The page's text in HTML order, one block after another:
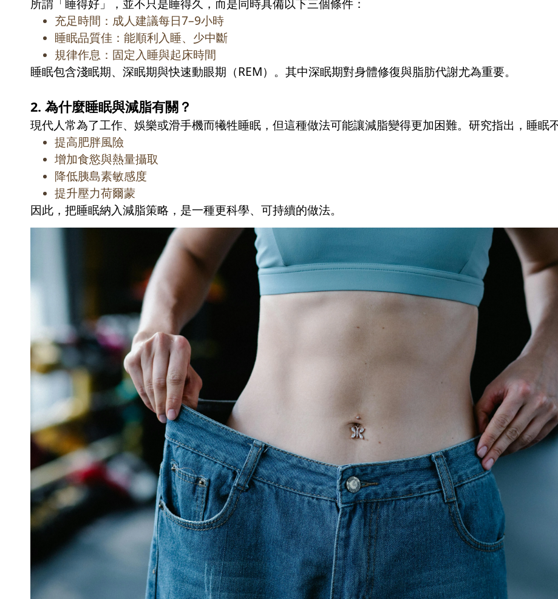
所謂「睡得好」，並不只是睡得久，而是同時具備以下三個條件：
充足時間：成人建議每日7–9小時
睡眠品質佳：能順利入睡、少中斷
規律作息：固定入睡與起床時間
睡眠包含淺眠期、深眠期與快速動眼期（REM）。其中深眠期對身體修復與脂肪代謝尤為重要。
2. 為什麼睡眠與減脂有關？
現代人常為了工作、娛樂或滑手機而犧牲睡眠，但這種做法可能讓減脂變得更加困難。研究指出，睡眠
提高肥胖風險
增加食慾與熱量攝取
降低胰島素敏感度
提升壓力荷爾蒙
因此，把睡眠納入減脂策略，是一種更科學、可持續的做法。